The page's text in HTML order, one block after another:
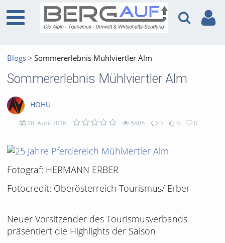
Blogs Sommererlebnis Mühlviertler Alm
Sommererlebnis Mühlviertler Alm
HOHU
18. April 2016 5885
5885
0 0 0
Fotograf: HERMANN ERBER
Fotocredit: Oberösterreich Tourismus/ Erber
Neuer Vorsitzender des Tourismusverbands
präsentiert die Highlights der Saison